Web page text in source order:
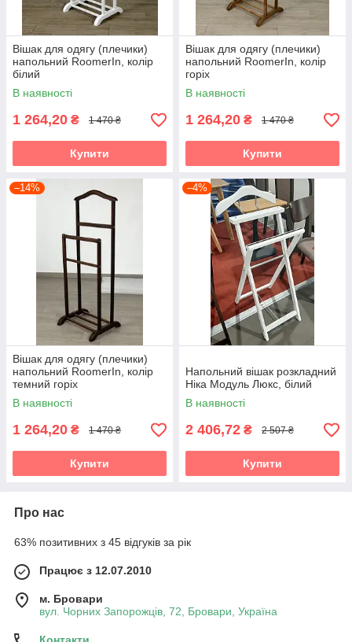
Вішак для одягу (плечики)
напольний RoomerIn, колір
білий
В наявності
1 264,20 ₴ 1 470 ₴
Купити
Вішак для одягу (плечики)
напольний RoomerIn, колір
горіх
В наявності
1 264,20 ₴ 1 470 ₴
Купити
–14%
Вішак для одягу (плечики)
напольний RoomerIn, колір
темний горіх
В наявності
1 264,20 ₴ 1 470 ₴
Купити
–4%
Напольний вішак розкладний
Ніка Модуль Люкс, білий
В наявності
2 406,72 ₴ 2 507 ₴
Купити
Про нас
63% позитивних з 45 відгуків за рік
Працює з 12.07.2010
м. Бровари
вул. Чорних Запорожців, 72, Бровари, Україна